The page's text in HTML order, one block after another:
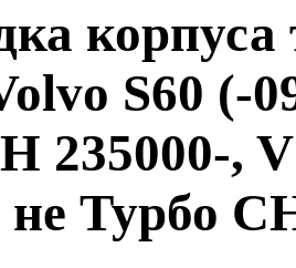
корпуса
S60 (-
235000-,
не Турбо